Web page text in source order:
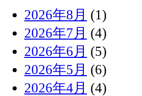
2026年8月 (1)
2026年7月 (4)
2026年6月 (5)
2026年5月 (6)
2026年4月 (4)